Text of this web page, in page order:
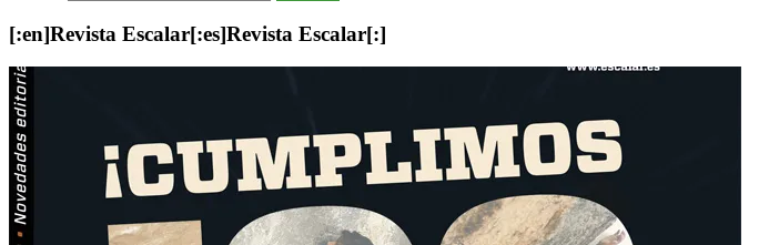
[:en]Revista Escalar[:es]Revista Escalar[:]